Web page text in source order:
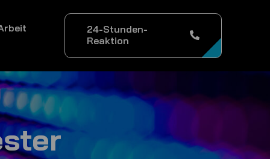
24-Stunden-
Reaktion